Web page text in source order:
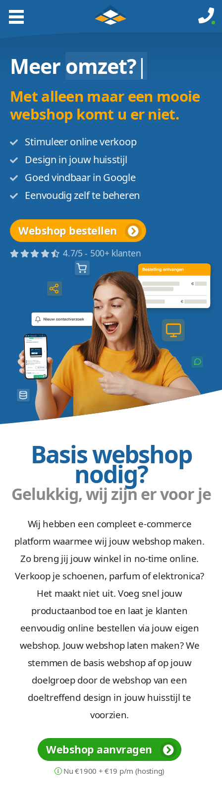
Basis webshop
nodig?
Gelukkig, wij zijn er voor je
Wij hebben een compleet e-commerce
platform waarmee wij jouw webshop maken.
Zo breng jij jouw winkel in no-time online.
Verkoop je schoenen, parfum of elektronica?
Het maakt niet uit. Voeg snel jouw
productaanbod toe en laat je klanten
eenvoudig online bestellen via jouw eigen
webshop. Jouw webshop laten maken? We
stemmen de basis webshop af op jouw
doelgroep door de webshop van een
doeltreffend design in jouw huisstijl te
voorzien.
Webshop aanvragen
Nu €1900 + €19 p/m (hosting)
Meeromzet?|
Met alleen maar een mooie
webshop komt u er niet.
Stimuleer online verkoop
Design in jouw huisstijl
Goed vindbaar in Google
Eenvoudig zelf te beheren
Webshop bestellen
4.7/5 - 500+ klanten